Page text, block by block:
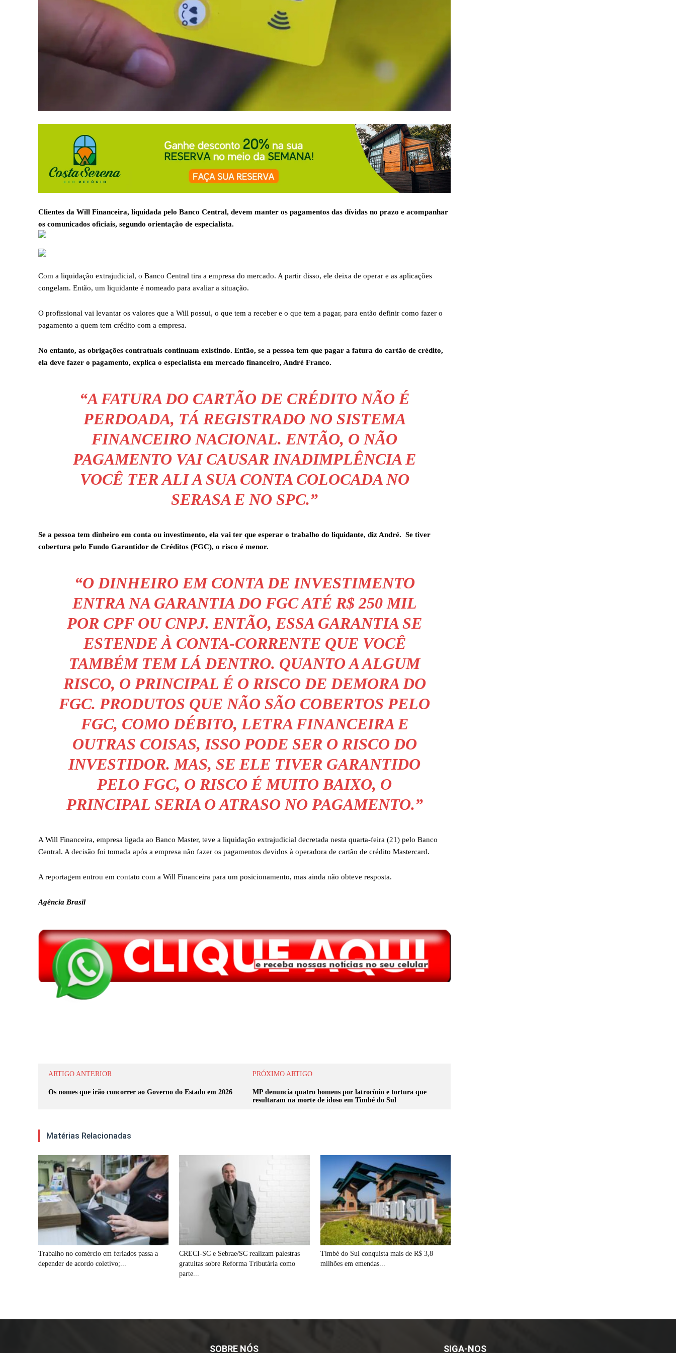
Clientes da Will Financeira, liquidada pelo Banco Central, devem manter os pagamentos das dívidas no prazo e acompanhar
os comunicados oficiais, segundo orientação de especialista.
Com a liquidação extrajudicial, o Banco Central tira a empresa do mercado. A partir disso, ele deixa de operar e as aplicações
congelam. Então, um liquidante é nomeado para avaliar a situação.
O profissional vai levantar os valores que a Will possui, o que tem a receber e o que tem a pagar, para então definir como fazer o
pagamento a quem tem crédito com a empresa.
No entanto, as obrigações contratuais continuam existindo. Então, se a pessoa tem que pagar a fatura do cartão de crédito,
ela deve fazer o pagamento, explica o especialista em mercado financeiro, André Franco.
“A FATURA DO CARTÃO DE CRÉDITO NÃO É
PERDOADA, TÁ REGISTRADO NO SISTEMA
FINANCEIRO NACIONAL. ENTÃO, O NÃO
PAGAMENTO VAI CAUSAR INADIMPLÊNCIA E
VOCÊ TER ALI A SUA CONTA COLOCADA NO
SERASA E NO SPC.”
Se a pessoa tem dinheiro em conta ou investimento, ela vai ter que esperar o trabalho do liquidante, diz André. Se tiver
cobertura pelo Fundo Garantidor de Créditos (FGC), o risco é menor.
“O DINHEIRO EM CONTA DE INVESTIMENTO
ENTRA NA GARANTIA DO FGC ATÉ R$ 250 MIL
POR CPF OU CNPJ. ENTÃO, ESSA GARANTIA SE
ESTENDE À CONTA-CORRENTE QUE VOCÊ
TAMBÉM TEM LÁ DENTRO. QUANTO A ALGUM
RISCO, O PRINCIPAL É O RISCO DE DEMORA DO
FGC. PRODUTOS QUE NÃO SÃO COBERTOS PELO
FGC, COMO DÉBITO, LETRA FINANCEIRA E
OUTRAS COISAS, ISSO PODE SER O RISCO DO
INVESTIDOR. MAS, SE ELE TIVER GARANTIDO
PELO FGC, O RISCO É MUITO BAIXO, O
PRINCIPAL SERIA O ATRASO NO PAGAMENTO.”
A Will Financeira, empresa ligada ao Banco Master, teve a liquidação extrajudicial decretada nesta quarta-feira (21) pelo Banco
Central. A decisão foi tomada após a empresa não fazer os pagamentos devidos à operadora de cartão de crédito Mastercard.
A reportagem entrou em contato com a Will Financeira para um posicionamento, mas ainda não obteve resposta.
Agência Brasil
ARTIGO ANTERIOR
Os nomes que irão concorrer ao Governo do Estado em 2026
PRÓXIMO ARTIGO
MP denuncia quatro homens por latrocínio e tortura que
resultaram na morte de idoso em Timbé do Sul
Matérias Relacionadas
Trabalho no comércio em feriados passa a
depender de acordo coletivo;...
CRECI-SC e Sebrae/SC realizam palestras
gratuitas sobre Reforma Tributária como
parte...
Timbé do Sul conquista mais de R$ 3,8
milhões em emendas...
SOBRE NÓS SIGA-NOS